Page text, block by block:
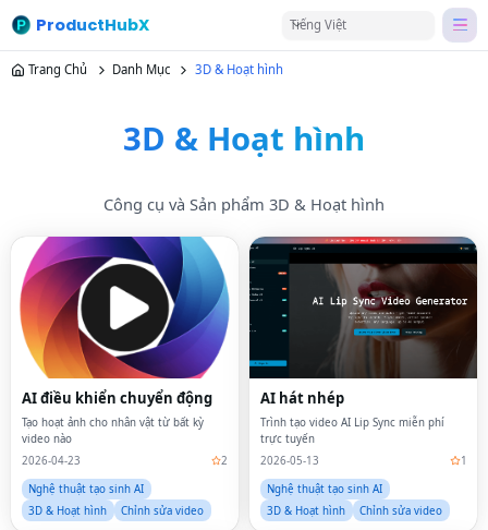
ProductHubX Tiếng Việt
Trang Chủ Danh Mục 3D & Hoạt hình
3D & Hoạt hình
Công cụ và Sản phẩm 3D & Hoạt hình
AI điều khiển chuyển động
Tạo hoạt ảnh cho nhân vật từ bất kỳ
video nào
2026-04-23
2
Nghệ thuật tạo sinh AI
3D & Hoạt hình
Chỉnh sửa video
AI hát nhép
Trình tạo video AI Lip Sync miễn phí
trực tuyến
2026-05-13
1
Nghệ thuật tạo sinh AI
3D & Hoạt hình
Chỉnh sửa video